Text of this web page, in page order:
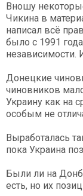
Вношу
Чикина в
написал всё
было с 1991
независимости.
Донецкие
чиновников
Украину как на
особым не
Выработалась
пока Украина
Были ли на
есть, но их